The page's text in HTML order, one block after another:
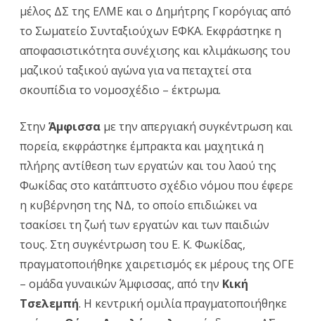
μέλος ΔΣ της ΕΛΜΕ και ο Δημήτρης Γκορόγιας από
το Σωματείο Συνταξιούχων ΕΦΚΑ. Εκφράστηκε η
αποφασιστικότητα συνέχισης και κλιμάκωσης του
μαζικού ταξικού αγώνα για να πεταχτεί στα
σκουπίδια το νομοσχέδιο – έκτρωμα.
Στην Άμφισσα με την απεργιακή συγκέντρωση και
πορεία, εκφράστηκε έμπρακτα και μαχητικά η
πλήρης αντίθεση των εργατών και του λαού της
Φωκίδας στο κατάπτυστο σχέδιο νόμου που έφερε
η κυβέρνηση της ΝΔ, το οποίο επιδιώκει να
τσακίσει τη ζωή των εργατών και των παιδιών
τους. Στη συγκέντρωση του Ε. Κ. Φωκίδας,
πραγματοποιήθηκε χαιρετισμός εκ μέρους της ΟΓΕ
– ομάδα γυναικών Άμφισσας, από την Κική
Τσελεμπή. Η κεντρική ομιλία πραγματοποιήθηκε